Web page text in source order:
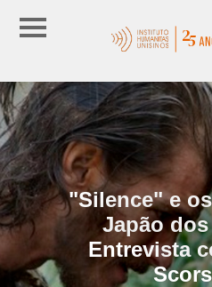
"Silence" e
Japão
Entrevista